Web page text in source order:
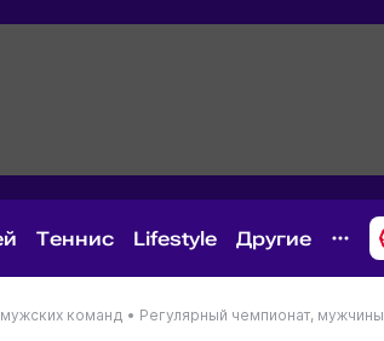
Теннис Lifestyle Другие
команд • Регулярный чемпионат, мужчины